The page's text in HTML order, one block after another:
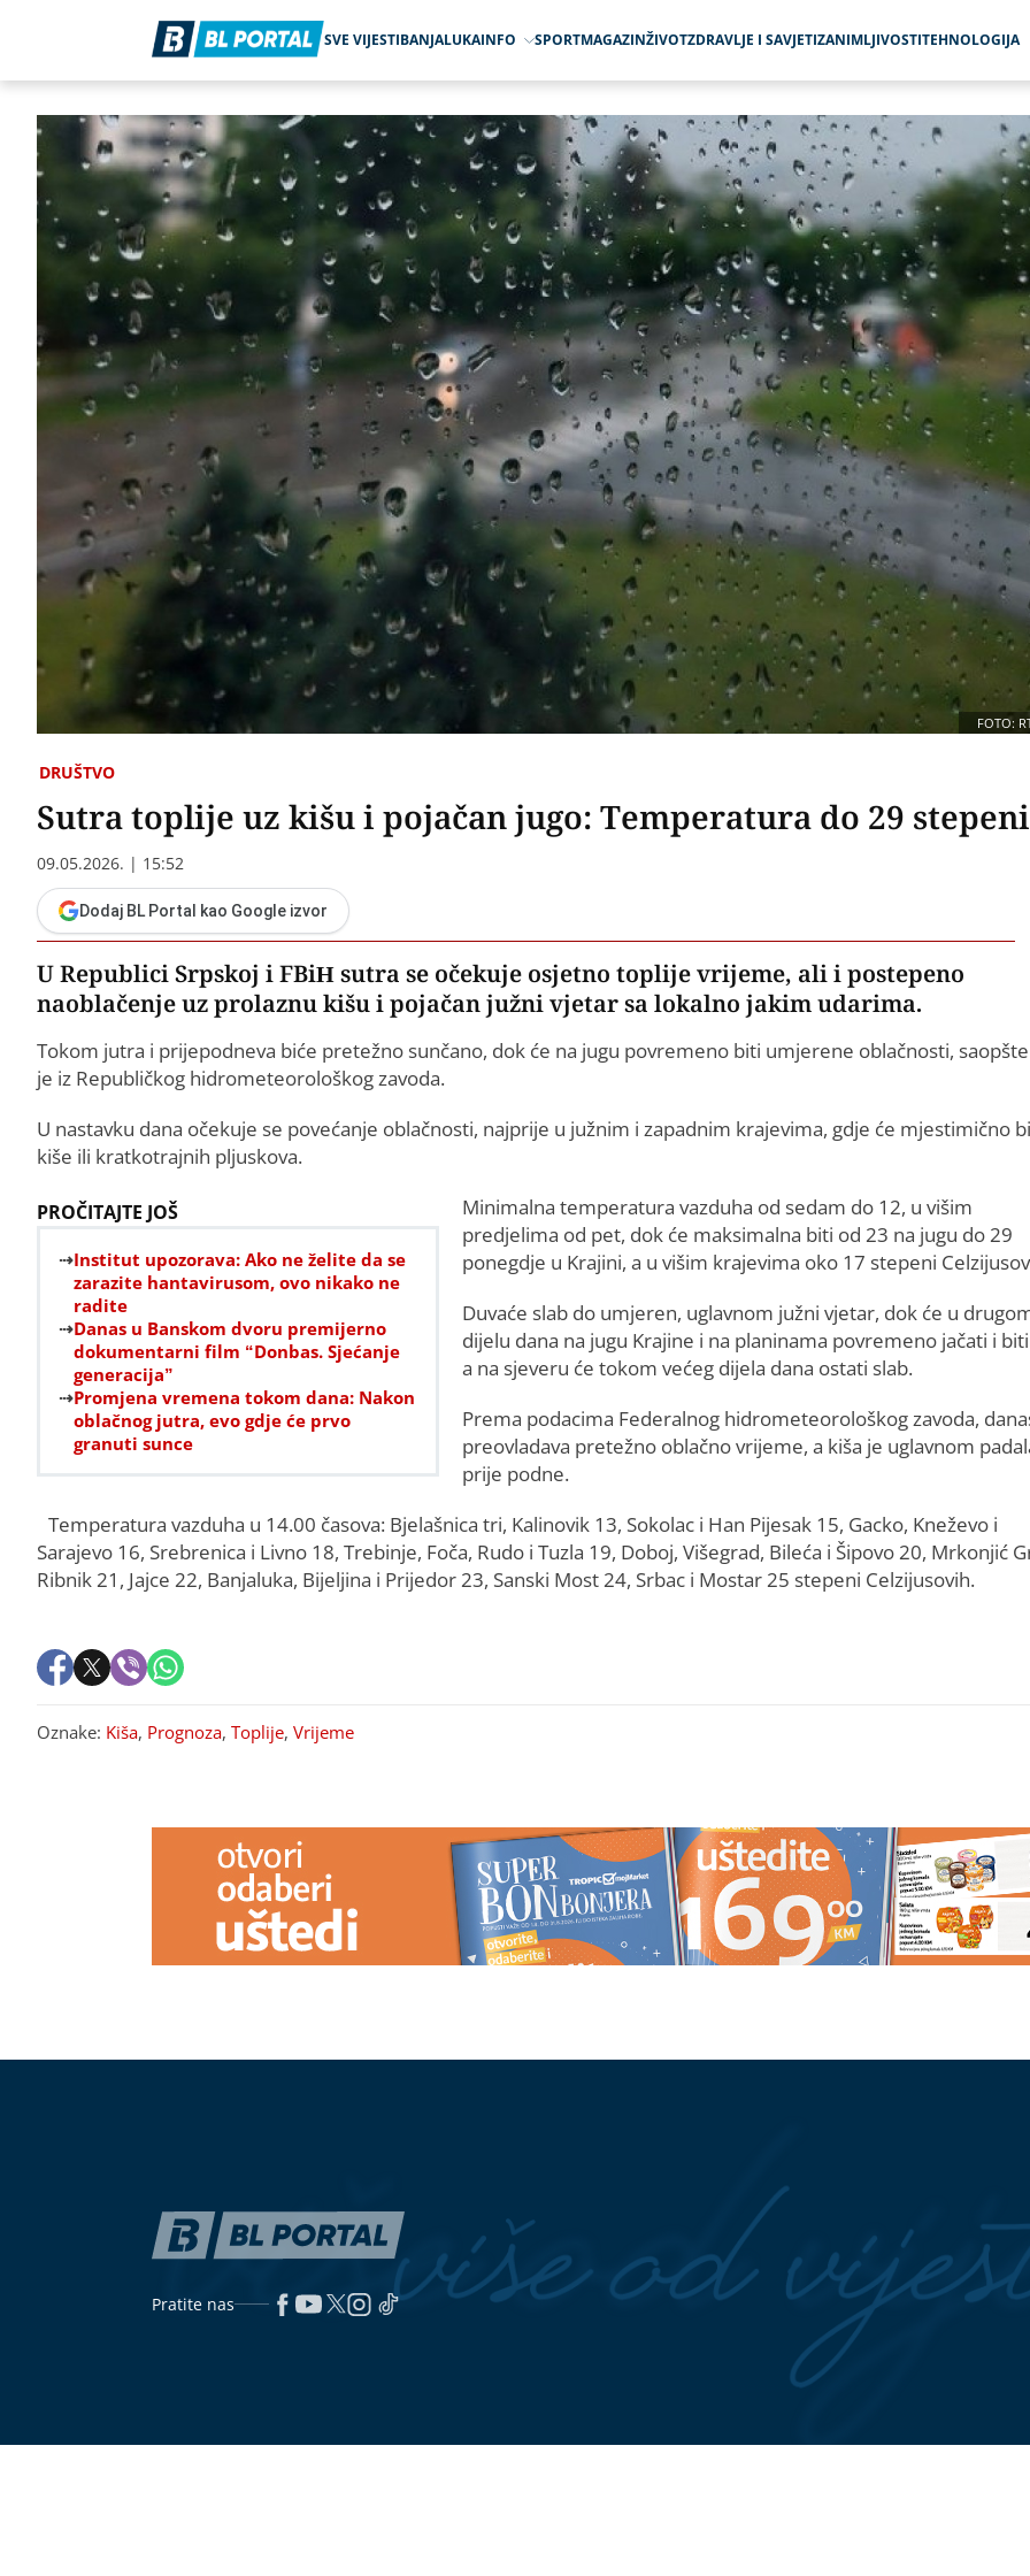
SVE VIJESTIBANJALUKAINFO SPORTMAGAZINŽIVOTZDRAVLJE I SAVJETIZANIMLJIVOSTITEHNOLOGIJA
FOTO:
DRUŠTVO
Sutra toplije uz kišu i pojačan jugo: Temperatura do 29 stepeni
09.05.2026. | 15:52
Dodaj BL Portal kao Google izvor
U Republici Srpskoj i FBiH sutra se očekuje osjetno toplije vrijeme, ali i postepeno
naoblačenje uz prolaznu kišu i pojačan južni vjetar sa lokalno jakim udarima.
Tokom jutra i prijepodneva biće pretežno sunčano, dok će na jugu povremeno biti umjerene oblačnosti,
je iz Republičkog hidrometeorološkog zavoda.
U nastavku dana očekuje se povećanje oblačnosti, najprije u južnim i zapadnim krajevima, gdje će mjestimično
kiše ili kratkotrajnih pljuskova.
PROČITAJTE JOŠ
Institut upozorava: Ako ne želite da se
zarazite hantavirusom, ovo nikako ne
radite
Danas u Banskom dvoru premijerno
dokumentarni film “Donbas. Sjećanje
generacija”
Promjena vremena tokom dana: Nakon
oblačnog jutra, evo gdje će prvo
granuti sunce
Minimalna temperatura vazduha od sedam do 12, u višim
predjelima od pet, dok će maksimalna biti od 23 na jugu do 29
ponegdje u Krajini, a u višim krajevima oko 17 stepeni
Duvaće slab do umjeren, uglavnom južni vjetar, dok će u
dijelu dana na jugu Krajine i na planinama povremeno jačati i
a na sjeveru će tokom većeg dijela dana ostati slab.
Prema podacima Federalnog hidrometeorološkog zavoda,
preovladava pretežno oblačno vrijeme, a kiša je uglavnom
prije podne.
Temperatura vazduha u 14.00 časova: Bjelašnica tri, Kalinovik 13, Sokolac i Han Pijesak 15, Gacko, Kneževo i
Sarajevo 16, Srebrenica i Livno 18, Trebinje, Foča, Rudo i Tuzla 19, Doboj, Višegrad, Bileća i Šipovo 20, Mrkonjić
Ribnik 21, Jajce 22, Banjaluka, Bijeljina i Prijedor 23, Sanski Most 24, Srbac i Mostar 25 stepeni Celzijusovih.
Oznake: Kiša, Prognoza, Toplije, Vrijeme
pjevaču koji je ostavio ženu i djecu
NA PARADAJZU, ne truli uopšte
Mladić (27) teško
povrijeđen usljed eksplozije plinske
boce, ljekari mu se bore za život
Citrusna bomba iz prirode: Grejp
jača organizam i donosi brojne
zdravstvene koristi
(VIDEO) "On šeta golog
dok ona NE MOŽE DA DIŠE"
Buknula žestoka rasprava na
snimak muslimanskog para na